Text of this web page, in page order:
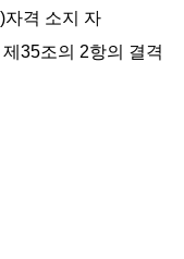
)자격 소지 자
제 35조의 2항의 결격